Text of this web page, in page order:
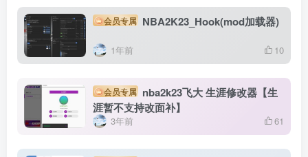
会员专属 NBA2K23_Hook(mod加载器)
1年前 10
会员专属 nba2k23飞大 生涯修改器【生
涯暂不支持改面补】
3年前 61